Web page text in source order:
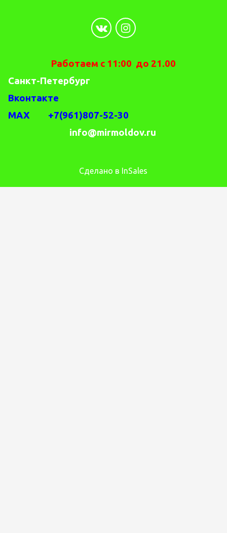
Работаем с 11:00 до 21.00
Санкт-Петербург
Вконтакте
MAX +7(961)807-52-30
info@mirmoldov.ru
Сделано в InSales